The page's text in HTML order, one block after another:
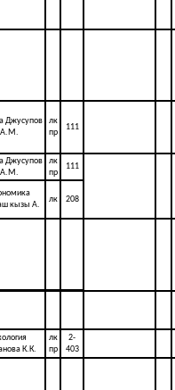
Джусупов
А.М.
лк
пр
111
Джусупов
А.М.
лк
пр
111
кызы А.
лк 208
К.К.
лк
пр
2-
403